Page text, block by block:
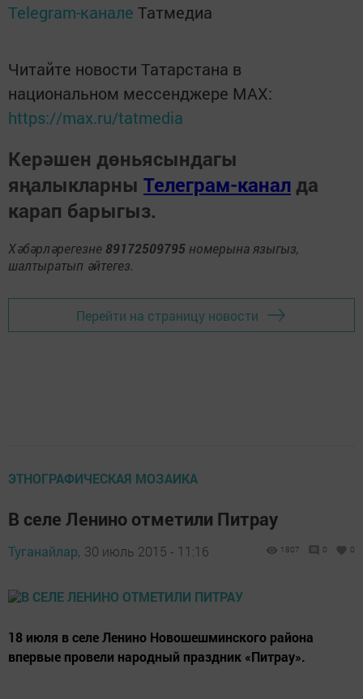
Telegram-канале Татмедиа
Читайте новости Татарстана в
национальном мессенджере MАХ:
https://max.ru/tatmedia
Керәшен дөньясындагы
яңалыкларны Телеграм-канал да
карап барыгыз.
Хәбәрләрегезне 89172509795 номерына языгыз,
шалтыратып әйтегез.
Перейти на страницу новости
ЭТНОГРАФИЧЕСКАЯ МОЗАИКА
В селе Ленино отметили Питрау
Туганайлар, 30 июль 2015 - 11:16 1807 0 0
18 июля в селе Ленино Новошешминского района
впервые провели народный праздник «Питрау».